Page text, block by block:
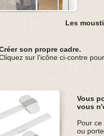
Les
son propre cadre.
sur l'icône ci-contre
Vous
vous
Pour
ou